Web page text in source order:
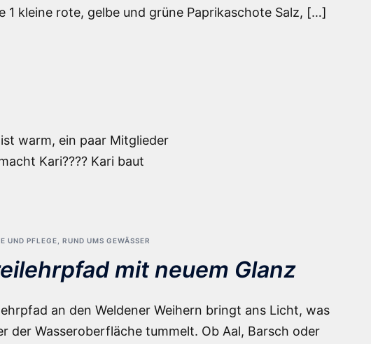
1 kleine rote, gelbe und grüne Paprikaschote Salz, […]
warm, ein paar Mitglieder
Kari???? Kari baut
UND PFLEGE, RUND UMS GEWÄSSER
mit neuem Glanz
an den Weldener Weihern bringt ans Licht, was
der Wasseroberfläche tummelt. Ob Aal, Barsch oder